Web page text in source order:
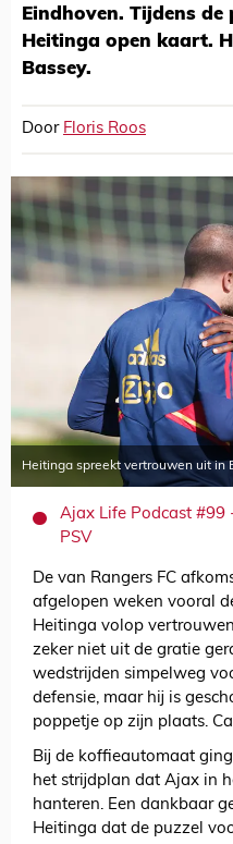
Eindhoven. Tijdens de
Heitinga open kaart.
Bassey.
Door Floris Roos
Heitinga spreekt vertrouwen uit in
Ajax Life Podcast #99
PSV
De van Rangers FC
afgelopen weken vooral
Heitinga volop
zeker niet uit de gratie
wedstrijden simpelweg
defensie, maar hij is
poppetje op zijn plaats.
Bij de koffieautomaat
het strijdplan dat Ajax in
hanteren. Een dankbaar
Heitinga dat de puzzel